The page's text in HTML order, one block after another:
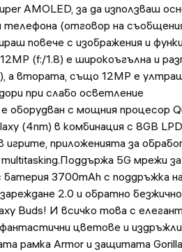
AMOLED, за да използваш
(отговор на
повече с изображения и
(f:/1.8) е широкоъгълна и
а втората, също 12MP e
при слабо осветление
оборудван с мощния процесор
(4nm) в комбинация с 8GB
приложенията за
5G мрежи
3700mAh с поддръжка
2.0 и обратно
Buds! И всичко това с
цветове и
рамка Armor и защитата